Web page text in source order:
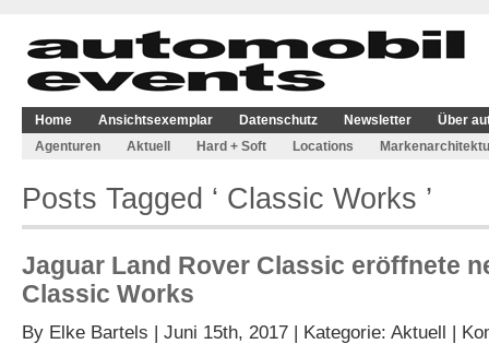
Home Ansichtsexemplar Datenschutz Newsletter
Über
Agenturen
Aktuell Hard + Soft Locations
Posts Tagged ‘ Classic Works ’
Jaguar Land Rover Classic eröffnete
Classic Works
By Elke Bartels | Juni 15th, 2017 | Kategorie: Aktuell |